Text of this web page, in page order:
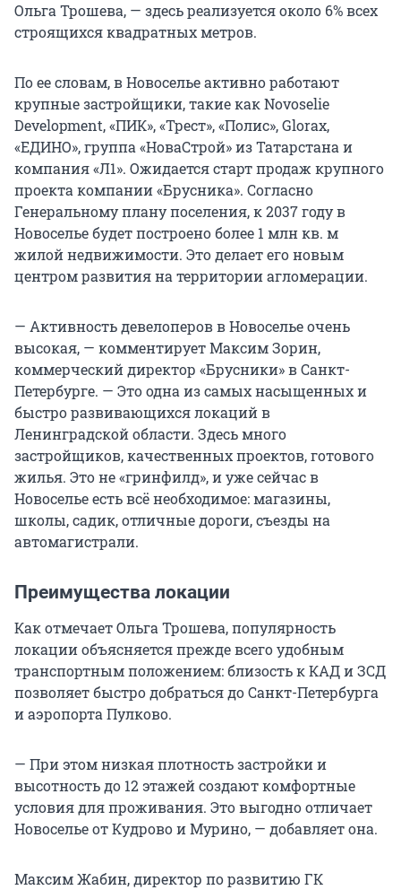
Ольга Трошева, — здесь реализуется около 6% всех
строящихся квадратных метров.
По ее словам, в Новоселье активно работают
крупные застройщики, такие как Novoselie
Development, «ПИК», «Трест», «Полис», Glorax,
«ЕДИНО», группа «НоваСтрой» из Татарстана и
компания «Л1». Ожидается старт продаж крупного
проекта компании «Брусника». Согласно
Генеральному плану поселения, к 2037 году в
Новоселье будет построено более 1 млн кв. м
жилой недвижимости. Это делает его новым
центром развития на территории агломерации.
— Активность девелоперов в Новоселье очень
высокая, — комментирует Максим Зорин,
коммерческий директор «Брусники» в Санкт-
Петербурге. — Это одна из самых насыщенных и
быстро развивающихся локаций в
Ленинградской области. Здесь много
застройщиков, качественных проектов, готового
жилья. Это не «гринфилд», и уже сейчас в
Новоселье есть всё необходимое: магазины,
школы, садик, отличные дороги, съезды на
автомагистрали.
Преимущества локации
Как отмечает Ольга Трошева, популярность
локации объясняется прежде всего удобным
транспортным положением: близость к КАД и ЗСД
позволяет быстро добраться до Санкт-Петербурга
и аэропорта Пулково.
— При этом низкая плотность застройки и
высотность до 12 этажей создают комфортные
условия для проживания. Это выгодно отличает
Новоселье от Кудрово и Мурино, — добавляет она.
Максим Жабин, директор по развитию ГК